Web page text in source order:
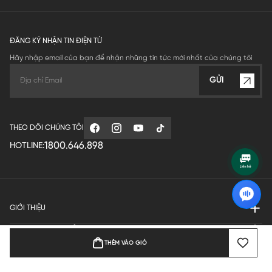
THÊM VÀO GIỎ
ĐĂNG KÝ NHẬN TIN ĐIỆN TỬ
Hãy nhập email của bạn để nhận những tin tức mới nhất của chúng tôi
GỬI
THEO DÕI CHÚNG TÔI
HOTLINE:1800.646.898
GIỚI THIỆU
QUY ĐỊNH HOẠT ĐỘNG